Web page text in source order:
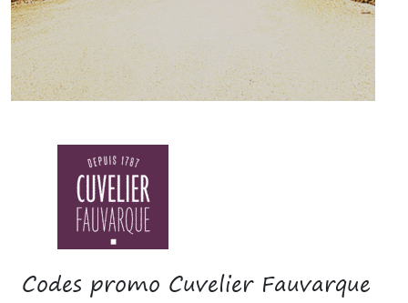
Codes promo Cuvelier Fauvarque